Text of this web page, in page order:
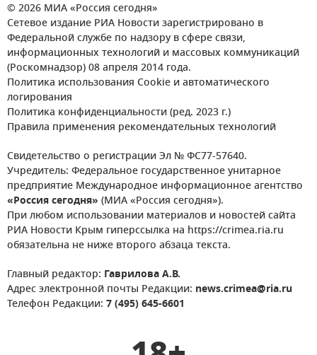
© 2026 МИА «Россия сегодня»
Сетевое издание РИА Новости зарегистрировано в
Федеральной службе по надзору в сфере связи,
информационных технологий и массовых коммуникаций
(Роскомнадзор) 08 апреля 2014 года.
Политика использования Cookie и автоматического
логирования
Политика конфиденциальности (ред. 2023 г.)
Правила применения рекомендательных технологий
Свидетельство о регистрации Эл № ФС77-57640.
Учредитель: Федеральное государственное унитарное
предприятие Международное информационное агентство
«Россия сегодня» (МИА «Россия сегодня»).
При любом использовании материалов и новостей сайта
РИА Новости Крым гиперссылка на https://crimea.ria.ru
обязательна не ниже второго абзаца текста.
Главный редактор: Гаврилова А.В.
Адрес электронной почты Редакции: news.crimea@ria.ru
Телефон Редакции: 7 (495) 645-6601